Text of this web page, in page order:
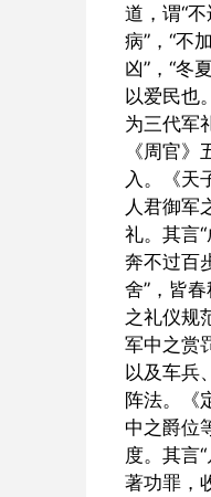
道，谓“
病”，“不
凶”，“冬
以爱民也
为三代军
《周官
入。《天
人君御军
礼。其言
奔不过百
舍”，皆
之礼仪规
军中之赏
以及车兵
阵法。《
中之爵位
度。其言
著功罪，